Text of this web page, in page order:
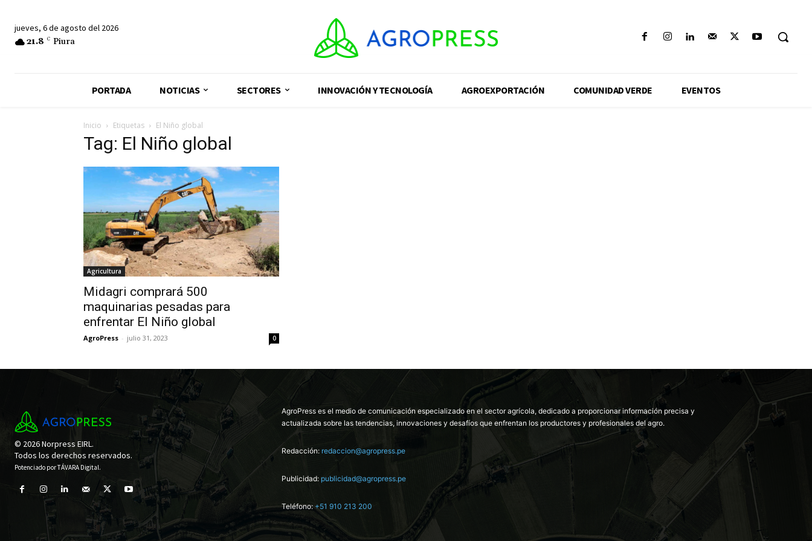
jueves, 6 de agosto del 2026
21.8 C Piura
PORTADA NOTICIAS SECTORES INNOVACIÓN Y TECNOLOGÍA AGROEXPORTACIÓN COMUNIDAD VERDE EVENTOS
Inicio Etiquetas El Niño global
Tag: El Niño global
Agricultura
Midagri comprará 500
maquinarias pesadas para
enfrentar El Niño global
AgroPress - julio 31, 2023 0
© 2026 Norpress EIRL.
Todos los derechos reservados.
Potenciado porTÁVARA Digital.
AgroPress es el medio de comunicación especializado en el sector agrícola, dedicado a proporcionar información precisa y
actualizada sobre las tendencias, innovaciones y desafíos que enfrentan los productores y profesionales del agro.
Redacción: redaccion@agropress.pe
Publicidad: publicidad@agropress.pe
Teléfono: +51 910 213 200